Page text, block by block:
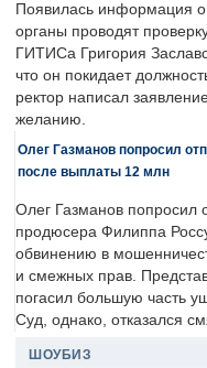
Появилась информация
органы проводят
ГИТИСа Григория
что он покидает
ректор написал
желанию.
Олег Газманов попросил
после выплаты 12 млн
Олег Газманов попросил
продюсера Филиппа
обвинению в
и смежных прав.
погасил большую часть
Суд, однако, отказался
ШОУБИЗ